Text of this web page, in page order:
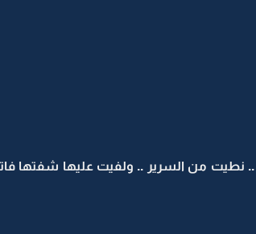
من السرير .. ولفيت عليها شفتها